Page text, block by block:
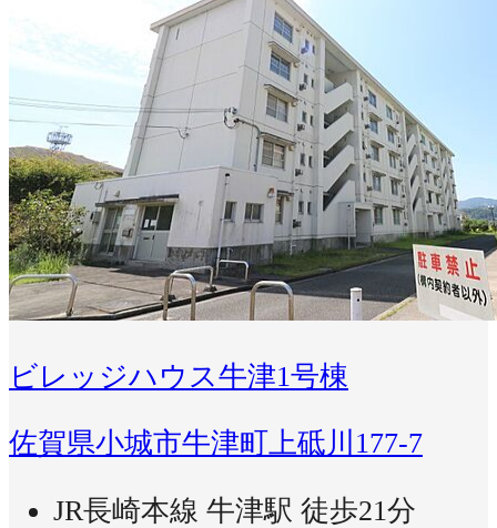
ビレッジハウス牛津1号棟
佐賀県小城市牛津町上砥川177-7
JR長崎本線 牛津駅 徒歩21分